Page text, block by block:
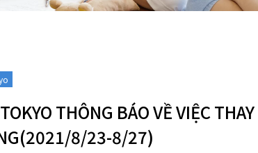
THÔNG BÁO VỀ VIỆC
8/23-8/27)